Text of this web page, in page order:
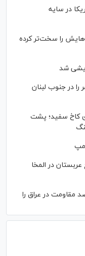
در سایه
سی‌ان‌ان: ایران به جای تسلیم خواسته‌هایش را سخت‎‌تر کرده
شد
در جنوب لبنان
کاخ سفید؛ پشت
در المخا
مقاومت در عراق را